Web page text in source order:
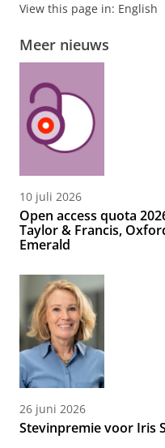
View this page in: English
Meer nieuws
10 juli 2026
Open access quota
Taylor & Francis,
Emerald
26 juni 2026
Stevinpremie voor Iris